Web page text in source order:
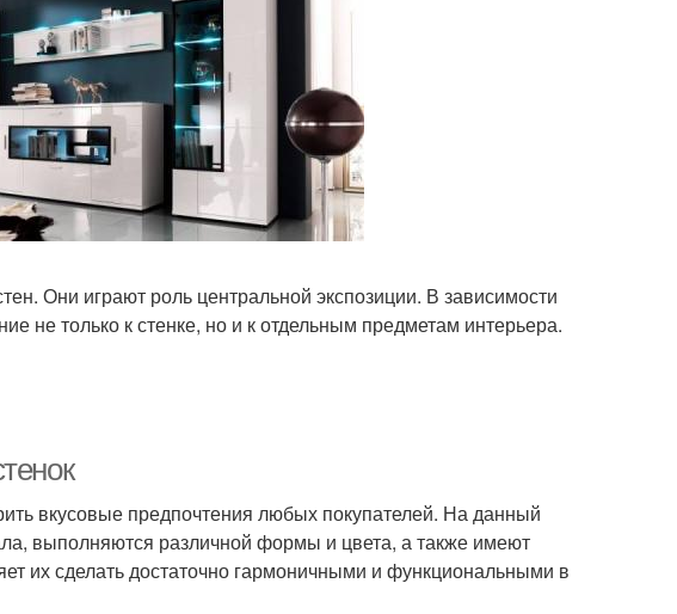
Они играют роль центральной экспозиции. В зависимости
не только к стенке, но и к отдельным предметам интерьера.
вкусовые предпочтения любых покупателей. На данный
выполняются различной формы и цвета, а также имеют
их сделать достаточно гармоничными и функциональными в